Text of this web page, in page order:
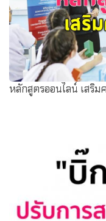
หลักสูตรออนไลน์ เสริ